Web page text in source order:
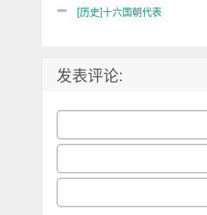
[历史]十六国朝代表
发表评论: